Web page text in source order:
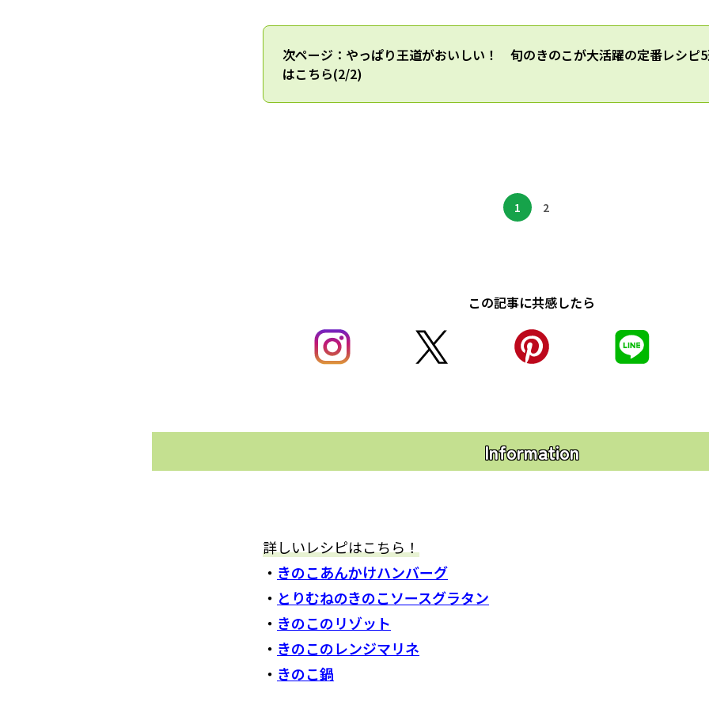
次ページ：やっぱり王道がおいしい！ 旬のきのこが大活躍の定番レシピ
はこちら(2/2)
1 2
この記事に共感したら
Information
詳しいレシピはこちら！
・ きのこあんかけハンバーグ
・ とりむねのきのこソースグラタン
・ きのこのリゾット
・ きのこのレンジマリネ
・ きのこ鍋